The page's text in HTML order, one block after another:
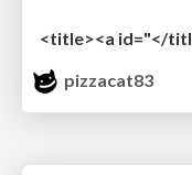
pizzacat83